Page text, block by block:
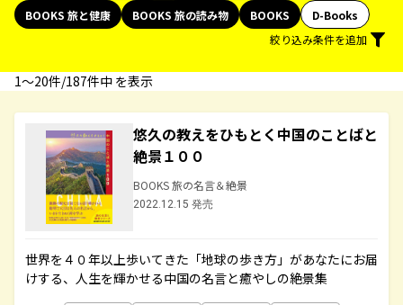
BOOKS 旅と健康
BOOKS 旅の読み物 BOOKS
D-Books
絞り込み条件を追加
1〜20件/187件中 を表示
悠久の教えをひもとく中国のことばと
絶景１００
BOOKS 旅の名言＆絶景
2022.12.15 発売
世界を４０年以上歩いてきた「地球の歩き方」があなたにお届
けする、人生を輝かせる中国の名言と癒やしの絶景集